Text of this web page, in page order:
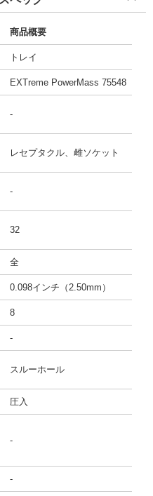
商品概要
トレイ
EXTreme PowerMass 75548
-
レセプタクル、雌ソケット
-
32
全
0.098インチ（2.50mm）
8
-
スルーホール
圧入
-
-